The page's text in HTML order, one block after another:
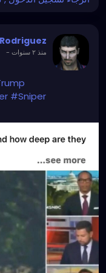
منذ ٢ سنوات -
#Sniper